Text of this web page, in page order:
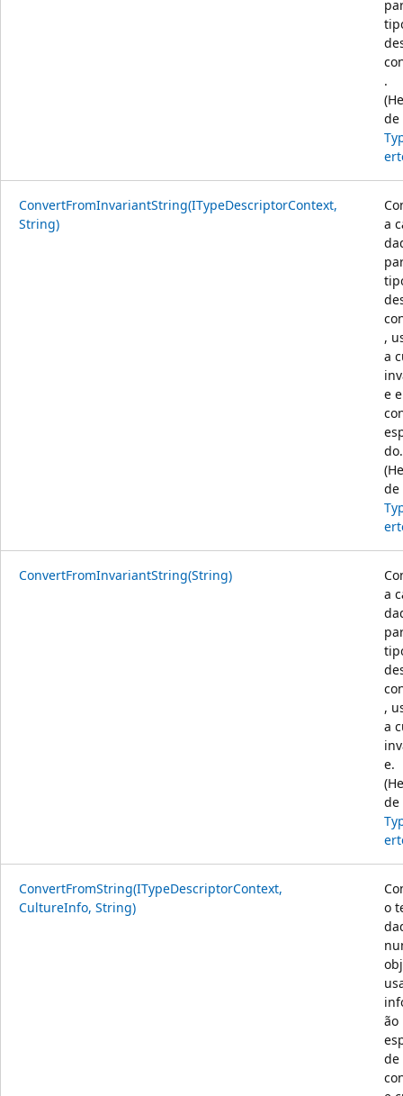
.
de
ConvertFromInvariantString(ITypeDescriptorContext,
String)
a
,
a
e
do.
de
ConvertFromInvariantString(String)
a
,
a
e.
de
ConvertFromString(ITypeDescriptorContext,
CultureInfo, String)
o
ão
de